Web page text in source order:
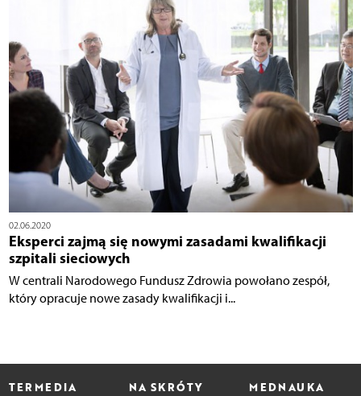
02.06.2020
Eksperci zajmą się nowymi zasadami kwalifikacji
szpitali sieciowych
W centrali Narodowego Fundusz Zdrowia powołano zespół,
który opracuje nowe zasady kwalifikacji i...
TERMEDIA NA SKRÓTY MEDNAUKA